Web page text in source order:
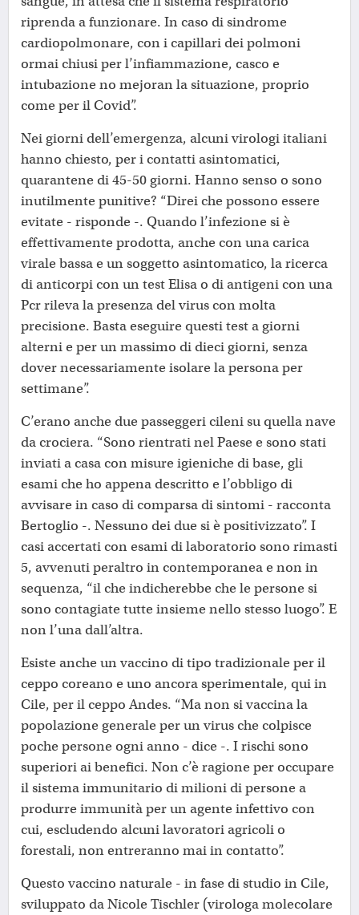
riprenda a funzionare. In caso di sindrome
cardiopolmonare, con i capillari dei polmoni
ormai chiusi per l’infiammazione, casco e
intubazione no mejoran la situazione, proprio
come per il Covid”.
Nei giorni dell’emergenza, alcuni virologi italiani
hanno chiesto, per i contatti asintomatici,
quarantene di 45-50 giorni. Hanno senso o sono
inutilmente punitive? “Direi che possono essere
evitate - risponde -. Quando l’infezione si è
effettivamente prodotta, anche con una carica
virale bassa e un soggetto asintomatico, la ricerca
di anticorpi con un test Elisa o di antigeni con una
Pcr rileva la presenza del virus con molta
precisione. Basta eseguire questi test a giorni
alterni e per un massimo di dieci giorni, senza
dover necessariamente isolare la persona per
settimane”.
C’erano anche due passeggeri cileni su quella nave
da crociera. “Sono rientrati nel Paese e sono stati
inviati a casa con misure igieniche di base, gli
esami che ho appena descritto e l’obbligo di
avvisare in caso di comparsa di sintomi - racconta
Bertoglio -. Nessuno dei due si è positivizzato”. I
casi accertati con esami di laboratorio sono rimasti
5, avvenuti peraltro in contemporanea e non in
sequenza, “il che indicherebbe che le persone si
sono contagiate tutte insieme nello stesso luogo”. E
non l’una dall’altra.
Esiste anche un vaccino di tipo tradizionale per il
ceppo coreano e uno ancora sperimentale, qui in
Cile, per il ceppo Andes. “Ma non si vaccina la
popolazione generale per un virus che colpisce
poche persone ogni anno - dice -. I rischi sono
superiori ai benefici. Non c’è ragione per occupare
il sistema immunitario di milioni di persone a
produrre immunità per un agente infettivo con
cui, escludendo alcuni lavoratori agricoli o
forestali, non entreranno mai in contatto”.
Questo vaccino naturale - in fase di studio in Cile,
sviluppato da Nicole Tischler (virologa molecolare